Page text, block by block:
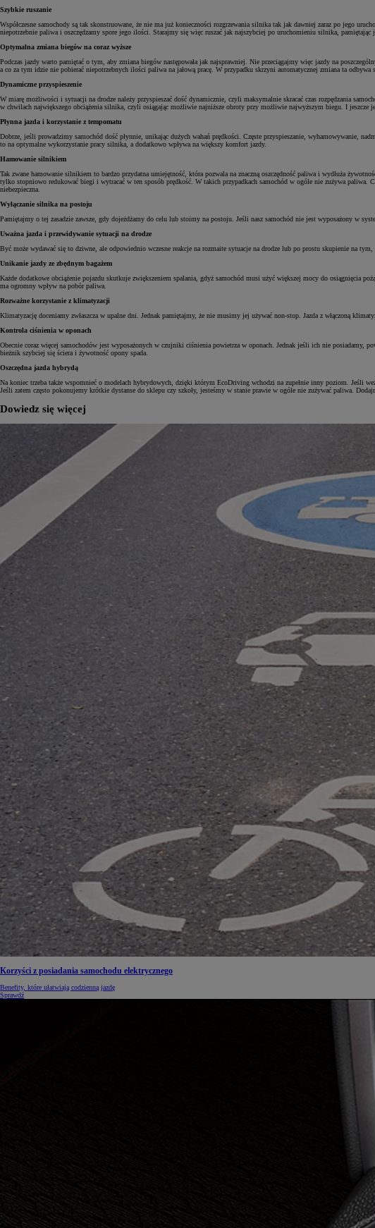
Szybkie ruszanie
Współczesne samochody są tak skonstruowane, że nie ma już konieczności rozgrzewania silnika tak jak dawniej zaraz po jego
niepotrzebnie paliwa i oszczędzamy spore jego ilości. Starajmy się więc ruszać jak najszybciej po uruchomieniu silnika,
Optymalna zmiana biegów na coraz wyższe
Podczas jazdy warto pamiętać o tym, aby zmiana biegów następowała jak najsprawniej. Nie przeciągajmy więc jazdy na
a co za tym idzie nie pobierać niepotrzebnych ilości paliwa na jałową pracę. W przypadku skrzyni automatycznej zmiana ta
Dynamiczne przyspieszenie
W miarę możliwości i sytuacji na drodze należy przyspieszać dość dynamicznie, czyli maksymalnie skracać czas rozpędzania
w chwilach największego obciążenia silnika, czyli osiągając możliwie najniższe obroty przy możliwie najwyższym biegu. I jeszcze
Płynna jazda i korzystanie z tempomatu
Dobrze, jeśli prowadzimy samochód dość płynnie, unikając dużych wahań prędkości. Częste przyspieszanie, wyhamowywanie,
to na optymalne wykorzystanie pracy silnika, a dodatkowo wpływa na większy komfort jazdy.
Hamowanie silnikiem
Tak zwane hamowanie silnikiem to bardzo przydatna umiejętność, która pozwala na znaczną oszczędność paliwa i wydłuża
tylko stopniowo redukować biegi i wytracać w ten sposób prędkość. W takich przypadkach samochód w ogóle nie zużywa paliwa.
niebezpieczna.
Wyłączanie silnika na postoju
Pamiętajmy o tej zasadzie zawsze, gdy dojeżdżamy do celu lub stoimy na postoju. Jeśli nasz samochód nie jest wyposażony w
Uważna jazda i przewidywanie sytuacji na drodze
Być może wydawać się to dziwne, ale odpowiednio wczesne reakcje na rozmaite sytuacje na drodze lub po prostu skupienie na
Unikanie jazdy ze zbędnym bagażem
Każde dodatkowe obciążenie pojazdu skutkuje zwiększeniem spalania, gdyż samochód musi użyć większej mocy do osiągnięcia
ma ogromny wpływ na pobór paliwa.
Rozważne korzystanie z klimatyzacji
Klimatyzację doceniamy zwłaszcza w upalne dni. Jednak pamiętajmy, że nie musimy jej używać non-stop. Jazda z włączoną
Kontrola ciśnienia w oponach
Obecnie coraz więcej samochodów jest wyposażonych w czujniki ciśnienia powietrza w oponach. Jednak jeśli ich nie posiadamy,
bieżnik szybciej się ściera i żywotność opony spada.
Oszczędna jazda hybrydą
Na koniec trzeba także wspomnieć o modelach hybrydowych, dzięki którym EcoDriving wchodzi na zupełnie inny poziom. Jeśli
Jeśli zatem często pokonujemy krótkie dystanse do sklepu czy szkoły, jesteśmy w stanie prawie w ogóle nie zużywać paliwa.
Dowiedz się więcej
Korzyści z posiadania samochodu elektrycznego
Benefity, które ułatwiają codzienną jazdę
Sprawdź